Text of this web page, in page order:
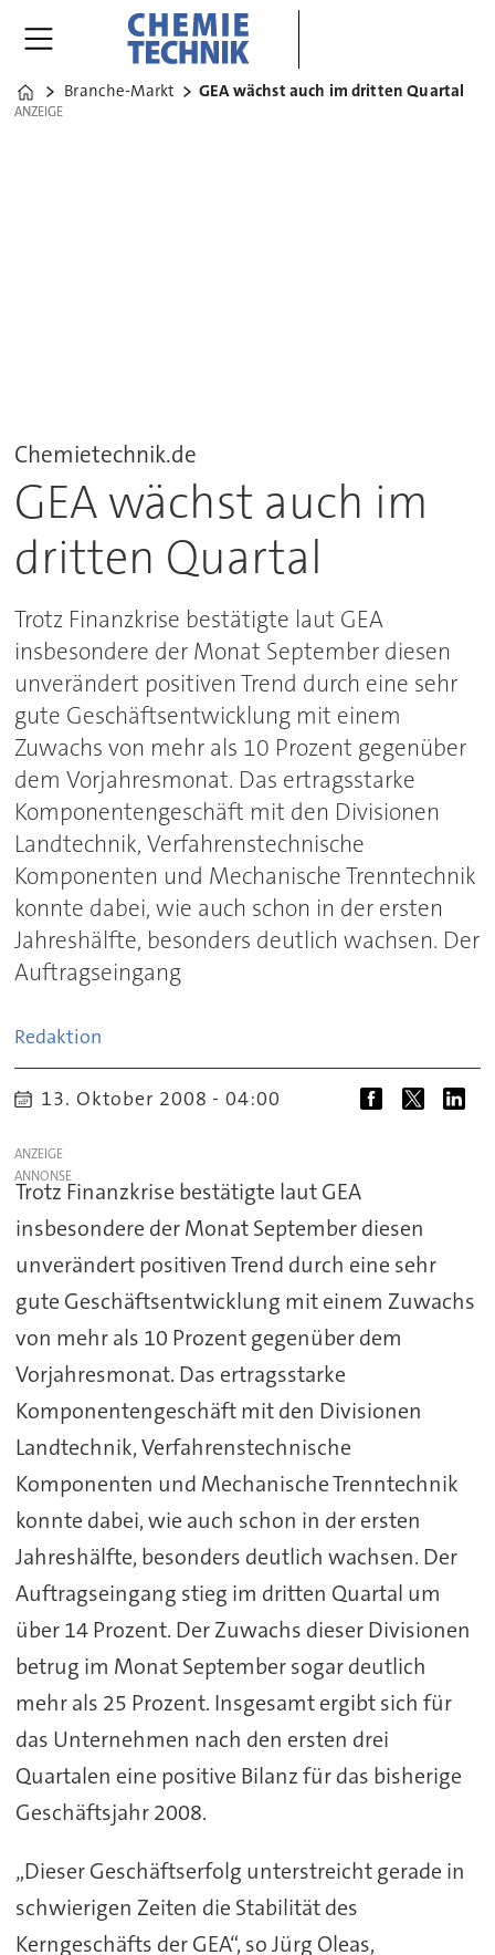
Home
Branche-Markt GEA wächst auch im dritten Quartal
ANZEIGE
ANZEIGE
Chemietechnik.de
GEA wächst auch im
dritten Quartal
Trotz Finanzkrise bestätigte laut GEA
insbesondere der Monat September diesen
unverändert positiven Trend durch eine sehr
gute Geschäftsentwicklung mit einem
Zuwachs von mehr als 10 Prozent gegenüber
dem Vorjahresmonat. Das ertragsstarke
Komponentengeschäft mit den Divisionen
Landtechnik, Verfahrenstechnische
Komponenten und Mechanische Trenntechnik
konnte dabei, wie auch schon in der ersten
Jahreshälfte, besonders deutlich wachsen. Der
Auftragseingang
Redaktion
13. Oktober 2008 - 04:00
ANZEIGE
Trotz Finanzkrise bestätigte laut GEA
insbesondere der Monat September diesen
unverändert positiven Trend durch eine sehr
gute Geschäftsentwicklung mit einem Zuwachs
von mehr als 10 Prozent gegenüber dem
Vorjahresmonat. Das ertragsstarke
Komponentengeschäft mit den Divisionen
Landtechnik, Verfahrenstechnische
Komponenten und Mechanische Trenntechnik
konnte dabei, wie auch schon in der ersten
Jahreshälfte, besonders deutlich wachsen. Der
Auftragseingang stieg im dritten Quartal um
über 14 Prozent. Der Zuwachs dieser Divisionen
betrug im Monat September sogar deutlich
mehr als 25 Prozent. Insgesamt ergibt sich für
das Unternehmen nach den ersten drei
Quartalen eine positive Bilanz für das bisherige
Geschäftsjahr 2008.
„Dieser Geschäftserfolg unterstreicht gerade in
schwierigen Zeiten die Stabilität des
Kerngeschäfts der GEA“, so Jürg Oleas,